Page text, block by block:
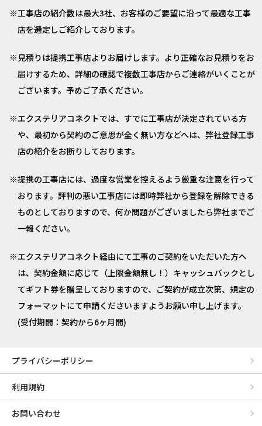
工事店の紹介数は最大3社、お客様のご要望に沿って最適な工事
店を選定しご紹介しております。
見積りは提携工事店よりお届けします。より正確なお見積りをお
届けするため、詳細の確認で複数工事店からご連絡がいくことが
ございます。予めご了承ください。
エクステリアコネクトでは、すでに工事店が決定されている方
や、最初から契約のご意思が全く無い方などへは、弊社登録工事
店の紹介をお断りしております。
提携の工事店には、過度な営業を控えるよう厳重な注意を行って
おります。評判の悪い工事店には即時弊社から登録を解除できる
ものとしておりますので、何か問題がございましたら弊社までご
一報ください。
エクステリアコネクト経由にて工事のご契約をいただいた方へ
は、契約金額に応じて（上限金額無し！）キャッシュバックとし
てギフト券を贈呈しておりますので、ご契約が成立次第、規定の
フォーマットにて申請くださいますようお願い申し上げます。
(受付期間：契約から6ヶ月間)
プライバシーポリシー
利用規約
お問い合わせ